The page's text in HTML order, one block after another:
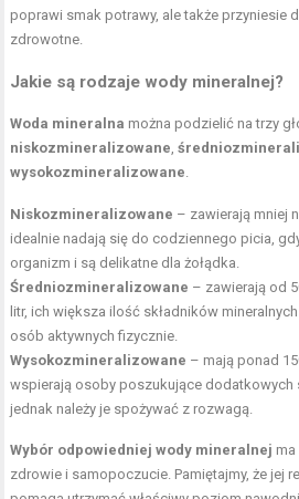
poprawi smak potrawy, ale także przyniesie
zdrowotne.
Jakie są rodzaje wody mineralnej?
Woda mineralna można podzielić na trzy
niskozmineralizowane ,
wysokozmineralizowane
Niskozmineralizowane – zawierają mniej
idealnie nadają się do codziennego picia,
organizm i są delikatne dla żołądka.
Średniozmineralizowane – zawierają od
litr, ich większa ilość składników
osób aktywnych fizycznie.
Wysokozmineralizowane – mają ponad
wspierają osoby poszukujące dodatkowych
jednak należy je spożywać z rozwagą.
Wybór odpowiedniej wody mineralnej
zdrowie i samopoczucie. Pamiętajmy, że jej